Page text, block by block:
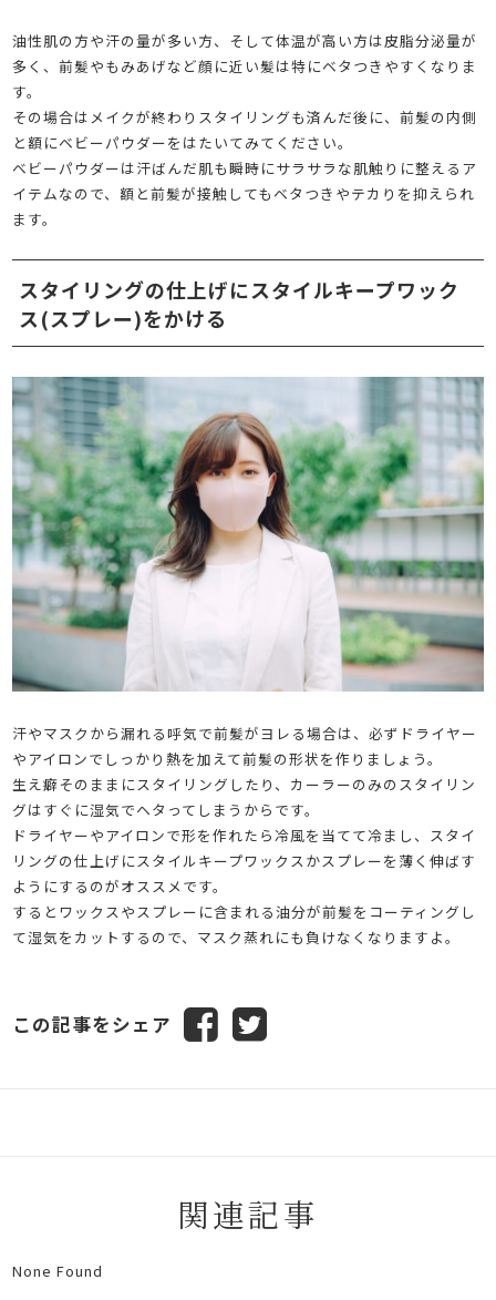
油性肌の方や汗の量が多い方、そして体温が高い方は皮脂分泌量が
多く、前髪やもみあげなど顔に近い髪は特にベタつきやすくなりま
す。
その場合はメイクが終わりスタイリングも済んだ後に、前髪の内側
と額にベビーパウダーをはたいてみてください。
ベビーパウダーは汗ばんだ肌も瞬時にサラサラな肌触りに整えるア
イテムなので、額と前髪が接触してもベタつきやテカりを抑えられ
ます。
スタイリングの仕上げにスタイルキープワック
ス(スプレー)をかける
汗やマスクから漏れる呼気で前髪がヨレる場合は、必ずドライヤー
やアイロンでしっかり熱を加えて前髪の形状を作りましょう。
生え癖そのままにスタイリングしたり、カーラーのみのスタイリン
グはすぐに湿気でヘタってしまうからです。
ドライヤーやアイロンで形を作れたら冷風を当てて冷まし、スタイ
リングの仕上げにスタイルキープワックスかスプレーを薄く伸ばす
ようにするのがオススメです。
するとワックスやスプレーに含まれる油分が前髪をコーティングし
て湿気をカットするので、マスク蒸れにも負けなくなりますよ。
この記事をシェア
関連記事
None Found